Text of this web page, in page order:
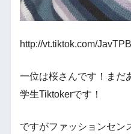
http://vt.tiktok.com/
一位は桜さんです！まだ
学生Tiktokerです！
ですがファッションセン